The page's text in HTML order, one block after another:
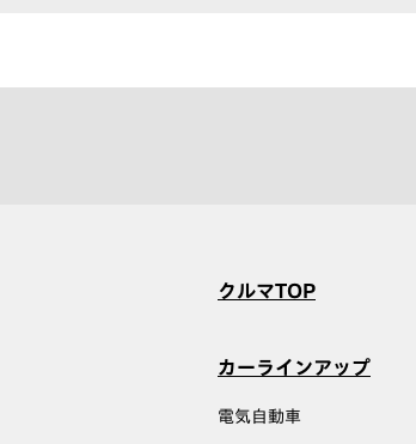
クルマTOP
カーラインアップ
電気自動車